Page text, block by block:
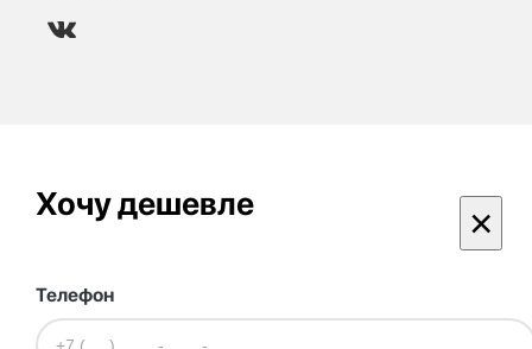
Хочу дешевле ×
Телефон